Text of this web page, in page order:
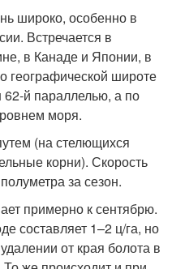
широко, особенно в
Встречается в
в Канаде и Японии, в
географической широте
62-й параллелью, а по
моря.
(на стелющихся
корни). Скорость
за сезон.
примерно к сентябрю.
составляет 1–2 ц/га, но
от края болота в